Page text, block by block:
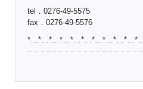
tel．0276-49-5575
fax．0276-49-5576